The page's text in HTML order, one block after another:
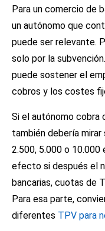
Para un comercio de
un autónomo que
puede ser relevante.
solo por la
puede sostener el
cobros y los costes
Si el autónomo
también debería
2.500, 5.000 o
efecto si después el
bancarias, cuotas de
Para esa parte,
diferentes TPV para